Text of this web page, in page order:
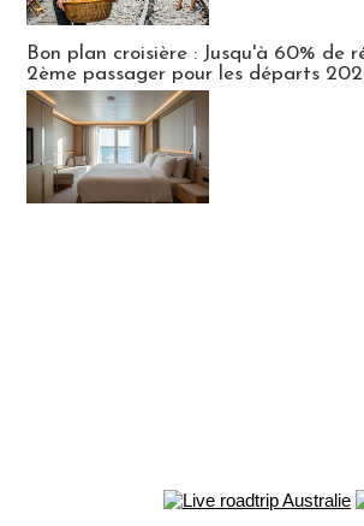
Bon plan croisière : Jusqu'à 60% de
2ème passager pour les départs